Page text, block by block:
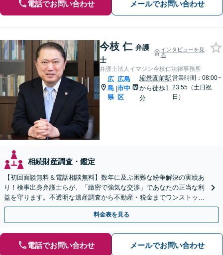
電話でお問い合わせ メールでお問い合わせ
今枝 仁 弁護
士
インタビューを見
る
弁護士法人イマジン今枝仁法律事務所
広
島
県
|
広島
市中
区
縮景園前駅
から徒歩1
分
営業時間：08:00~
23:55（土日祝
日）
相続財産調査・鑑定
【初回面談無料＆電話相談無料】数年に及ぶ困難な紛争解決の実績あ
り！検事出身弁護士らが、「緻密で強気な交渉」であなたの正当な利
益を守ります。不透明な遺産調査から不動産・税金までワンストップ
解決【休日・夜間相談可】【完全個室でプライバシー配慮】
料金表を見る
電話でお問い合わせ メールでお問い合わせ